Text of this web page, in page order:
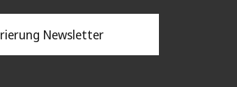
Newsletter